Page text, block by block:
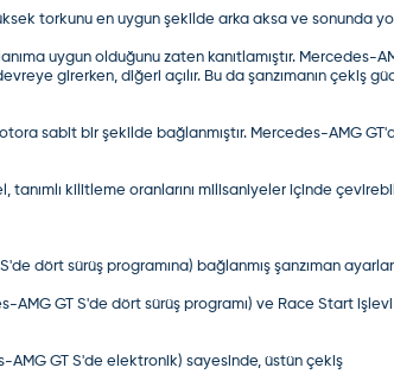
torkunu en uygun şekilde arka aksa ve sonunda
uygun olduğunu zaten kanıtlamıştır. Mercedes-
girerken, diğeri açılır. Bu da şanzımanın çekiş
sabit bir şekilde bağlanmıştır. Mercedes-AMG
kilitleme oranlarını milisaniyeler içinde
dört sürüş programına) bağlanmış şanzıman
AMG GT S'de dört sürüş programı) ve Race Start işlevi
AMG GT S'de elektronik) sayesinde, üstün çekiş